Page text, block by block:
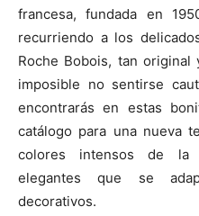
francesa, fundada en
recurriendo a los
Roche Bobois, tan
imposible no sentirse
encontrarás en estas
catálogo para una nueva
colores intensos de la
elegantes que se
decorativos.